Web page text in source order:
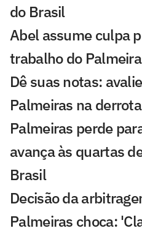
do Brasil
Abel assume culpa
trabalho do
Dê suas notas:
Palmeiras na
Palmeiras perde
avança às quartas
Brasil
Decisão da
Palmeiras choca: